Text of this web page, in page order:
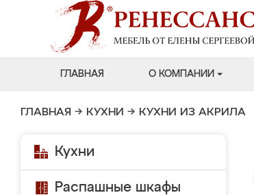
ГЛАВНАЯ О КОМПАНИИ
ГЛАВНАЯ → КУХНИ → КУХНИ ИЗ АКРИЛА
Кухни
Распашные шкафы